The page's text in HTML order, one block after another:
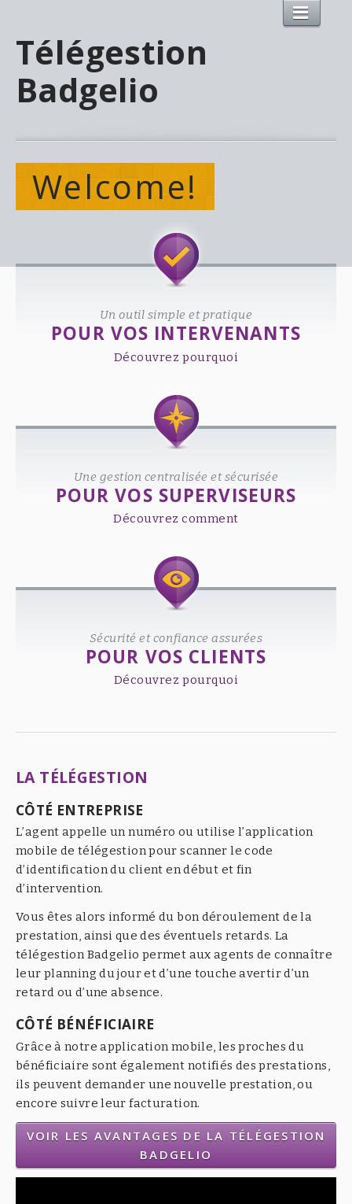
Télégestion
Badgelio
Welcome!
Un outil simple et pratique
POUR VOS INTERVENANTS
Découvrez pourquoi
Une gestion centralisée et sécurisée
POUR VOS SUPERVISEURS
Découvrez comment
Sécurité et confiance assurées
POUR VOS CLIENTS
Découvrez pourquoi
LA TÉLÉGESTION
CÔTÉ ENTREPRISE
L’agent appelle un numéro ou utilise l’application
mobile de télégestion pour scanner le code
d’identification du client en début et fin
d’intervention.
Vous êtes alors informé du bon déroulement de la
prestation, ainsi que des éventuels retards. La
télégestion Badgelio permet aux agents de connaître
leur planning du jour et d’une touche avertir d’un
retard ou d’une absence.
CÔTÉ BÉNÉFICIAIRE
Grâce à notre application mobile, les proches du
bénéficiaire sont également notifiés des prestations,
ils peuvent demander une nouvelle prestation, ou
encore suivre leur facturation.
VOIR LES AVANTAGES DE LA TÉLÉGESTION
BADGELIO